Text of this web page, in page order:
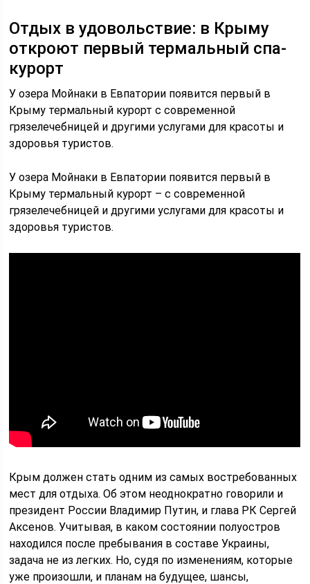
Отдых в удовольствие: в Крыму
откроют первый термальный спа-
курорт
У озера Мойнаки в Евпатории появится первый в
Крыму термальный курорт с современной
грязелечебницей и другими услугами для красоты и
здоровья туристов.
У озера Мойнаки в Евпатории появится первый в
Крыму термальный курорт – с современной
грязелечебницей и другими услугами для красоты и
здоровья туристов.
Крым должен стать одним из самых востребованных
мест для отдыха. Об этом неоднократно говорили и
президент России Владимир Путин, и глава РК Сергей
Аксенов. Учитывая, в каком состоянии полуостров
находился после пребывания в составе Украины,
задача не из легких. Но, судя по изменениям, которые
уже произошли, и планам на будущее, шансы,